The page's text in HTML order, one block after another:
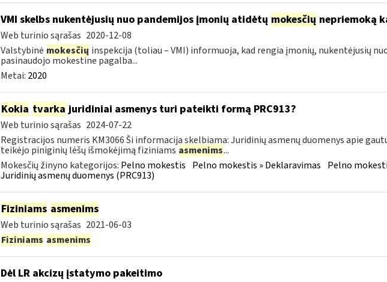
VMI skelbs nukentėjusių nuo pandemijos įmonių atidėtų mokesčių nepriemoką
Web turinio sąrašas 2020-12-08
Valstybinė mokesčių inspekcija (toliau – VMI) informuoja, kad rengia įmonių, nukentėjusių
pasinaudojo mokestine pagalba...
Metai: 2020
Kokia tvarka juridiniai asmenys turi pateikti formą PRC913?
Web turinio sąrašas 2024-07-22
Registracijos numeris KM3066 Ši informacija skelbiama: Juridinių asmenų duomenys apie
teikėjo piniginių lėšų išmokėjimą fiziniams asmenims...
Mokesčių žinyno kategorijos: Pelno mokestis Pelno mokestis » Deklaravimas Pelno
Juridinių asmenų duomenys (PRC913)
Fiziniams asmenims
Web turinio sąrašas 2021-06-03
Fiziniams asmenims
Dėl LR akcizų įstatymo pakeitimo